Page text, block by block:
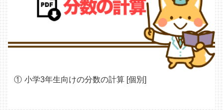
小学3年生向けの分数の計算 [個別]